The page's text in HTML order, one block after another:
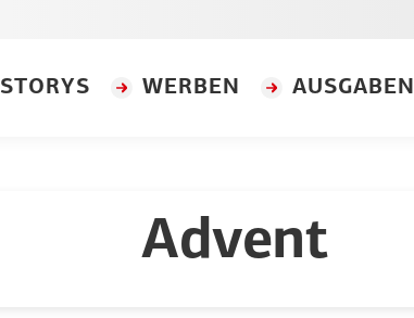
STORYS WERBEN AUSGABEN
Advent